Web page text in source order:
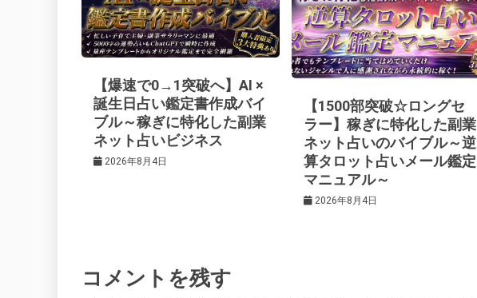
ゲ
ー
シ
ョ
【爆速で0→1突破へ】AI ×
誕生日占い鑑定書作成バイ
ブル～稼ぎに特化した副業
ネット占いビジネス
2026年8月4日
【1500部突破☆ロングセ
ラー】稼ぎに特化した副業
ネット占いのバイブル～逆
算タロット占いメール鑑定
マニュアル～
2026年8月4日
コメントを残す